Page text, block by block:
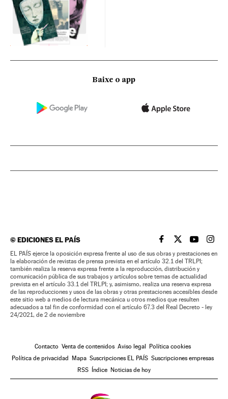
Baixe o app
©EDICIONES EL PAÍS EL PAÍS BRASIL EN
EL PAÍSEL PAÍS
EL
EL PAÍS ejerce la oposición expresa frente al uso de sus obras y prestaciones en
la elaboración de revistas de prensa prevista en el artículo 32.1 del TRLPI;
también realiza la reserva expresa frente a la reproducción, distribución y
comunicación pública de sus trabajos y artículos sobre temas de actualidad
prevista en el artículo 33.1 del TRLPI; y, asimismo, realiza una reserva expresa
de las reproducciones y usos de las obras y otras prestaciones accesibles desde
este sitio web a medios de lectura mecánica u otros medios que resulten
adecuados a tal fin de conformidad con el artículo 67.3 del Real Decreto - ley
24/2021, de 2 de noviembre
Contacto Venta de contenidos Aviso legal
Política cookies
Política de privacidad
Mapa Suscripciones EL PAÍS Suscripciones empresas
RSS
Índice Noticias de hoy